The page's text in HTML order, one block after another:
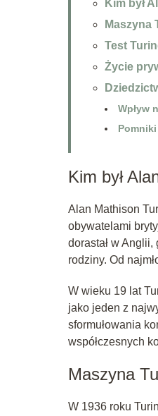
Kim był
Maszyna
Test
Życie
Wpływ
Kim był
Alan Mathison
obywatelami
dorastał w
rodziny. Od
W wieku 19 lat
jako jeden z
sformułowania
współczesnych
Maszyna
W 1936 roku